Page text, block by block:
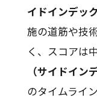
イドインデッ
施の道筋や技
く、スコアは
（サイドイン
のタイムライ